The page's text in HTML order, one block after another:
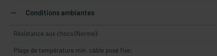
Conditions ambiantes
Résistance aux chocs (Norme):
Plage de température min. câble posé fixe: